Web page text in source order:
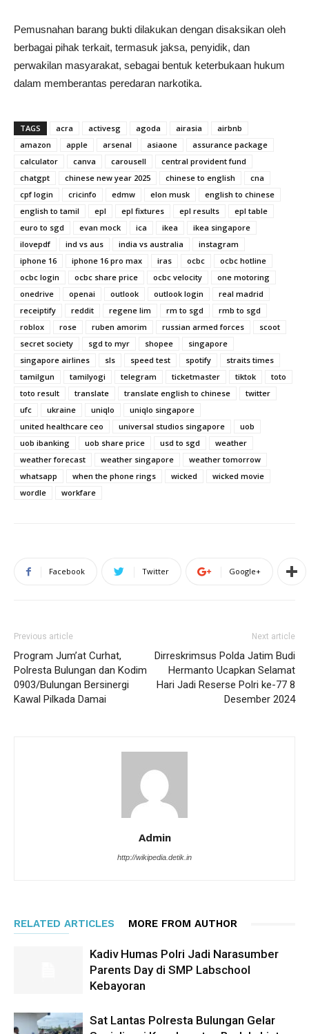
Pemusnahan barang bukti dilakukan dengan disaksikan oleh
berbagai pihak terkait, termasuk jaksa, penyidik, dan
perwakilan masyarakat, sebagai bentuk keterbukaan hukum
dalam memberantas peredaran narkotika.
TAGS acra activesg agoda airasia
airbnb
amazon
apple arsenal asiaone
assurance package
calculator
canva carousell
central provident fund
chatgpt
chinese new year 2025 chinese to english
cna
cpf login
cricinfo edmw elon musk
english to chinese
english to tamil
epl epl fixtures epl results
epl table
euro to sgd
evan mock ica ikea
ikea singapore
ilovepdf
ind vs aus india vs australia
instagram
iphone 16
iphone 16 pro max iras ocbc
ocbc hotline
ocbc login
ocbc share price ocbc velocity
one motoring
onedrive
openai outlook outlook login
real madrid
receiptify
reddit regene lim rm to sgd
rmb to sgd
roblox
rose ruben amorim russian armed forces
scoot
secret society
sgd to myr shopee
singapore
singapore airlines
sls speed test spotify
straits times
tamilgun
tamilyogi telegram ticketmaster tiktok
toto
toto result
translate translate english to chinese
twitter
ufc
ukraine uniqlo
uniqlo singapore
united healthcare ceo
universal studios singapore
uob
uob ibanking
uob share price usd to sgd
weather
weather forecast
weather singapore
weather tomorrow
whatsapp
when the phone rings wicked
wicked movie
wordle
workfare
Facebook Twitter Google+
Previous article
Program Jum’at Curhat,
Polresta Bulungan dan Kodim
0903/Bulungan Bersinergi
Kawal Pilkada Damai
Next article
Dirreskrimsus Polda Jatim Budi
Hermanto Ucapkan Selamat
Hari Jadi Reserse Polri ke-77 8
Desember 2024
Admin
http://wikipedia.detik.in
RELATED ARTICLES MORE FROM AUTHOR
Kadiv Humas Polri Jadi Narasumber
Parents Day di SMP Labschool
Kebayoran
Sat Lantas Polresta Bulungan Gelar